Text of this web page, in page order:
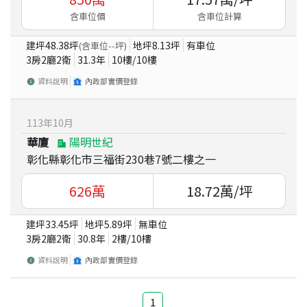
含車位價 含車位計算
建坪48.38坪(含車位--坪) 地坪8.13坪 有車位
3房2廳2衛 31.3年 10樓/10樓
資料說明 內政部實價登錄
113年10月
華廈
陽明世紀
彰化縣彰化市三福街230巷7號二樓之一
626萬 18.72萬/坪
建坪33.45坪 地坪5.89坪 無車位
3房2廳2衛 30.8年 2樓/10樓
資料說明 內政部實價登錄
1